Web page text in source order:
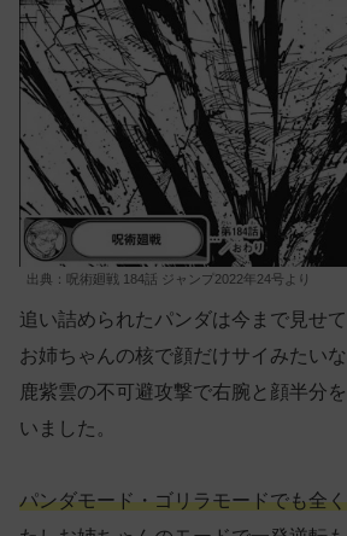
出典：呪術廻戦 184話 ジャンプ2022年24号より
追い詰められたパンダは今まで見せ
お姉ちゃんの核で顔だけサイみたい
鹿紫雲の不可避攻撃で右腕と顔半分
いました。
パンダモード・ゴリラモードでも全